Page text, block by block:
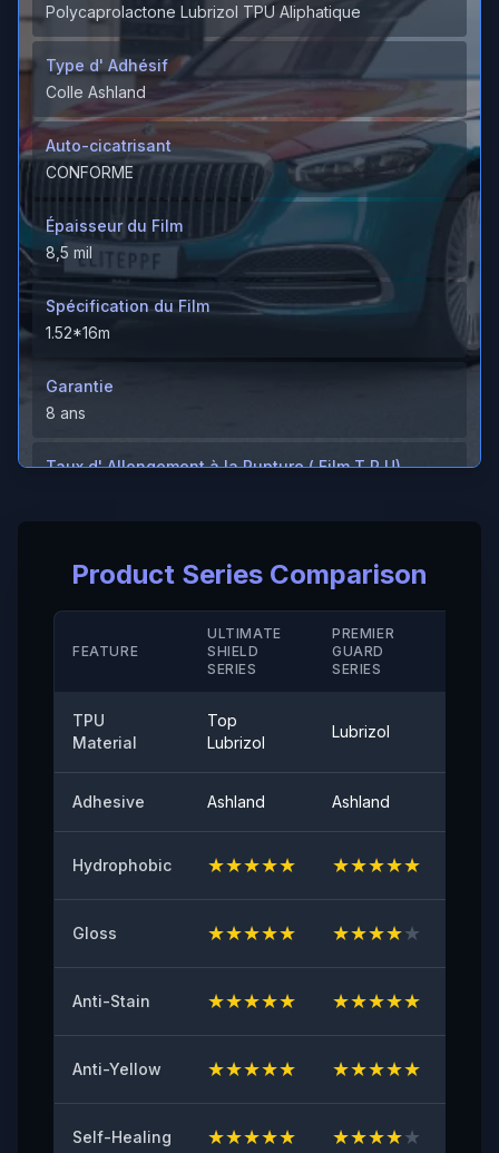
Polycaprolactone Lubrizol TPU Aliphatique
Type d' Adhésif
Colle Ashland
Auto-cicatrisant
CONFORME
Épaisseur du Film
8,5 mil
Spécification du Film
1.52*16m
Garantie
8 ans
Taux d' Allongement à la Rupture ( Film T P U)
M D)
Résistance à la Température
Adhérence au Pelage
Brillance de Surface à 60°
94
Résistance au Jaunissement
CONFORME
Anti-taches
Product Series Comparison
FEATURE
ULTIMATE
SHIELD
SERIES
PREMIER
GUARD
SERIES
TPU
Material
Top
Lubrizol
Lubrizol
Adhesive Ashland Ashland
Hydrophobic ★★★★★ ★★★★★
Gloss ★★★★★ ★★★★★
Anti-Stain ★★★★★ ★★★★★
Anti-Yellow ★★★★★ ★★★★★
Self-Healing ★★★★★ ★★★★★